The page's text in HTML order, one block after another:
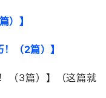
）】
（2篇）】
（3篇）】（这篇就